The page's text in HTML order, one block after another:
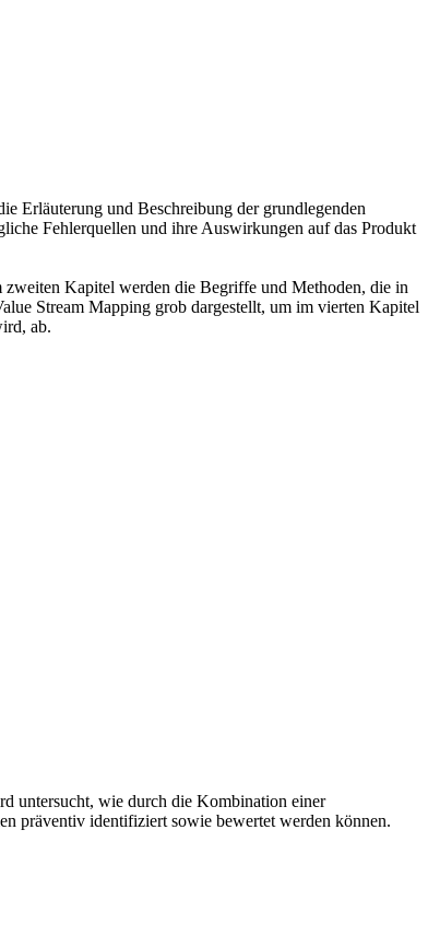
Erläuterung und Beschreibung der grundlegenden
Fehlerquellen und ihre Auswirkungen auf das Produkt
Kapitel werden die Begriffe und Methoden, die in
Stream Mapping grob dargestellt, um im vierten Kapitel
ab.
untersucht, wie durch die Kombination einer
präventiv identifiziert sowie bewertet werden können.